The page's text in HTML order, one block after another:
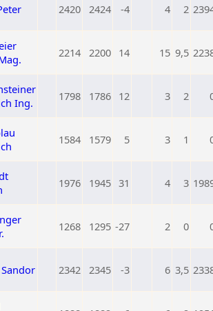
2420 2424 -4 4 2
2214 2200 14 15 9,5
Ing.
1798 1786 12 3 2
1584 1579 5 3 1
1976 1945 31 4 3
1268 1295 -27 2 0
2342 2345 -3 6 3,5